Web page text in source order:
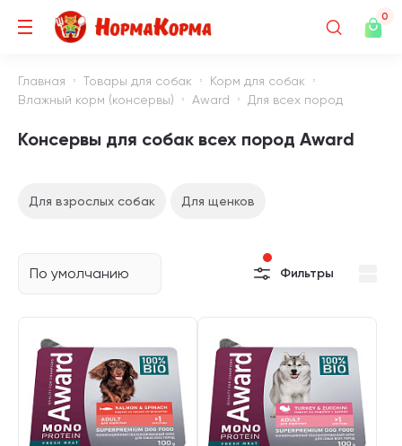
0
Главная Товары для собак
Корм для собак
Влажный корм (консервы)
Award Для всех пород
Консервы для собак всех пород Award
Для взрослых собак Для щенков
По умолчанию Фильтры